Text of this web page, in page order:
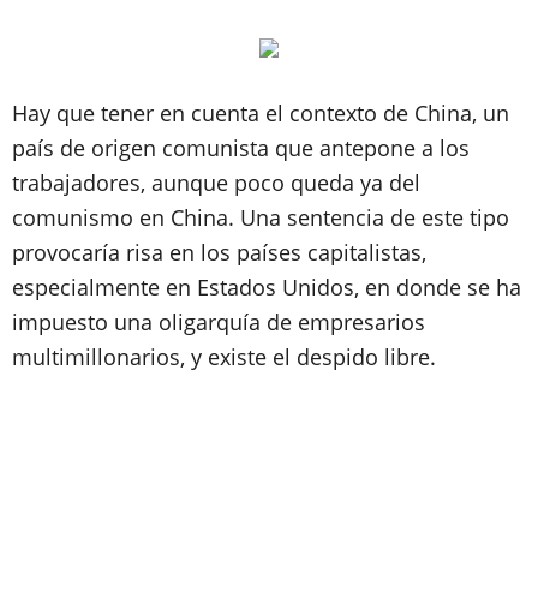
Hay que tener en cuenta el contexto de China, un
país de origen comunista que antepone a los
trabajadores, aunque poco queda ya del
comunismo en China. Una sentencia de este tipo
provocaría risa en los países capitalistas,
especialmente en Estados Unidos, en donde se ha
impuesto una oligarquía de empresarios
multimillonarios, y existe el despido libre.